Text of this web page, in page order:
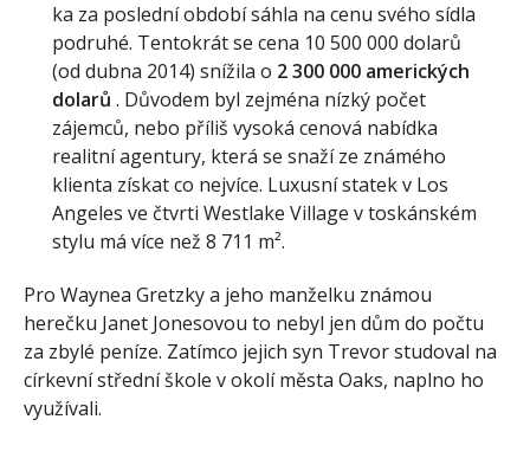
ka za poslední období sáhla na cenu svého sídla
podruhé. Tentokrát se cena 10 500 000 dolarů
(od dubna 2014) snížila o 2 300 000 amerických
dolarů . Důvodem byl zejména nízký počet
zájemců, nebo příliš vysoká cenová nabídka
realitní agentury, která se snaží ze známého
klienta získat co nejvíce. Luxusní statek v Los
Angeles ve čtvrti Westlake Village v toskánském
stylu má více než 8 711 m².
Pro Waynea Gretzky a jeho manželku známou
herečku Janet Jonesovou to nebyl jen dům do počtu
za zbylé peníze. Zatímco jejich syn Trevor studoval na
církevní střední škole v okolí města Oaks, naplno ho
využívali.